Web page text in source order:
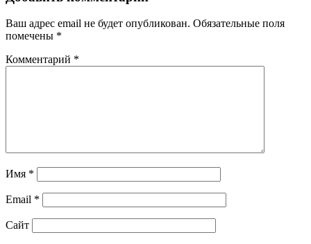
Ваш адрес email не будет опубликован. Обязательные поля
помечены *
Комментарий *
Имя *
Email *
Сайт